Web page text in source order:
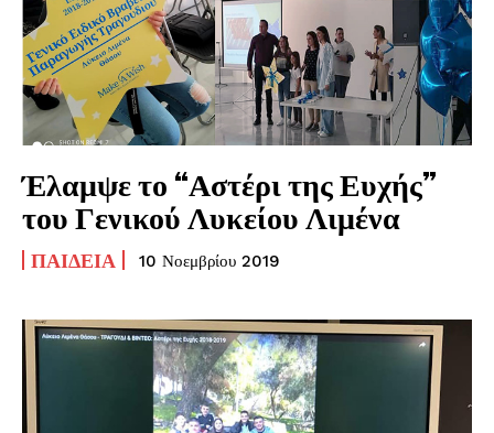
Έλαμψε το “Αστέρι της Ευχής”
του Γενικού Λυκείου Λιμένα
ΠΑΙΔΕΊΑ 10 Νοεμβρίου 2019